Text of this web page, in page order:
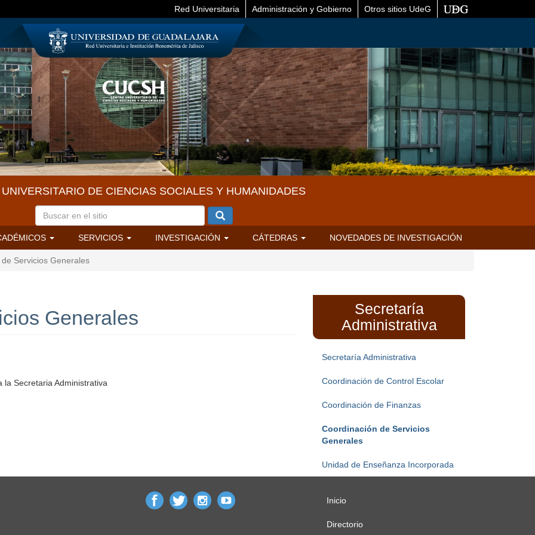
Red Universitaria Administración y Gobierno Otros sitios UdeG
DE CIENCIAS SOCIALES Y HUMANIDADES
SERVICIOS INVESTIGACIÓN CÁTEDRAS NOVEDADES DE INVESTIGACIÓN
Servicios Generales
Generales
Secretaria Administrativa
Secretaría
Administrativa
Secretaría Administrativa
Coordinación de Control Escolar
Coordinación de Finanzas
Coordinación de Servicios
Generales
Unidad de Enseñanza Incorporada
Menú
principal
Inicio
Directorio